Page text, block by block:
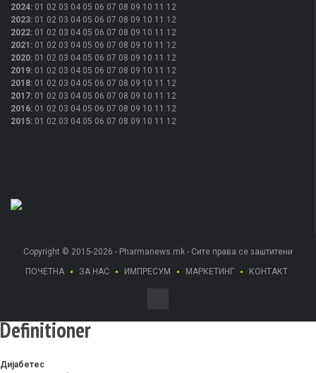
2024: 01 02 03 04 05 06 07 08 09 10 11 12
2023: 01 02 03 04 05 06 07 08 09 10 11 12
2022: 01 02 03 04 05 06 07 08 09 10 11 12
2021 : 01 02 03 04 05 06 07 08 09 10 11 12
2020: 01 02 03 04 05 06 07 08 09 10 11 12
2019: 01 02 03 04 05 06 07 08 09 10 11 12
2018: 01 02 03 04 05 06 07 08 09 10 11 12
2017: 01 02 03 04 05 06 07 08 09 10 11 12
2016: 01 02 03 04 05 06 07 08 09 10 11 12
2015: 01 02 03 04 05 06 07 08 09 10 11 12
Copyright © 2015-2026 - Pharmanews.mk - Сите права се заштитени
ПОЧЕТНА
ЗА НАС ИМПРЕСУМ МАРКЕТИНГ КОНТАКТ
Definitioner
Дијабетес